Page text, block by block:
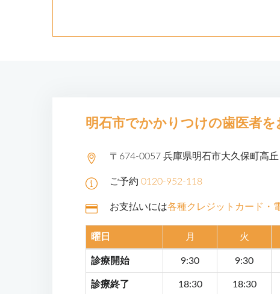
明石市でかかりつけの歯医者
〒674-0057 兵庫県明石市大久保町高丘
ご予約 0120-952-118
お支払いには各種クレジットカード・
曜日 月 火
診療開始 9:30 9:30
診療終了 18:30 18:30